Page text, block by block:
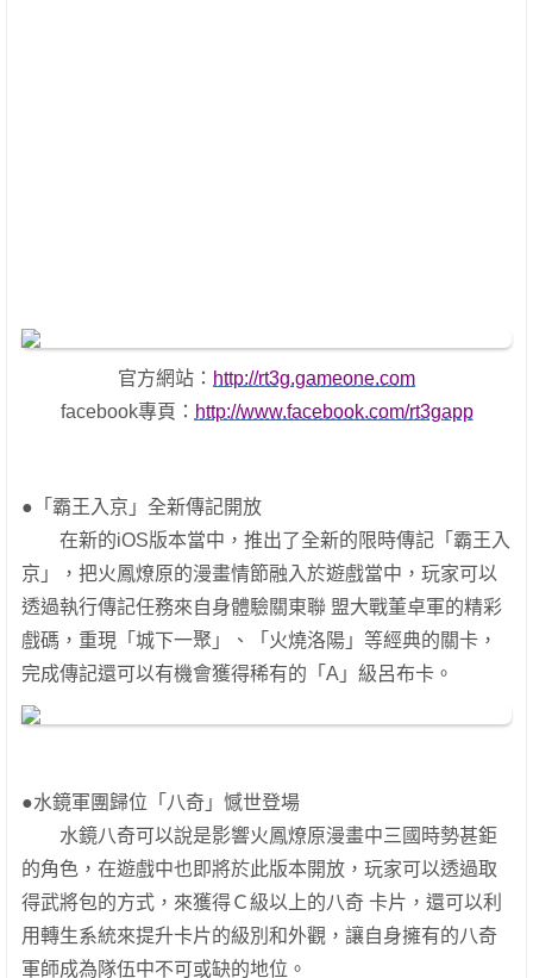
官方網站： http://rt3g.gameone.com
facebook專頁： http://www.facebook.com/rt3gapp
●「霸王入京」全新傳記開放
在新的iOS版本當中，推出了全新的限時傳記「霸王入
京」，把火鳳燎原的漫畫情節融入於遊戲當中，玩家可以
透過執行傳記任務來自身體驗關東聯 盟大戰董卓軍的精彩
戲碼，重現「城下一聚」、「火燒洛陽」等經典的關卡，
完成傳記還可以有機會獲得稀有的「A」級呂布卡。
●水鏡軍團歸位「八奇」憾世登場
水鏡八奇可以說是影響火鳳燎原漫畫中三國時勢甚鉅
的角色，在遊戲中也即將於此版本開放，玩家可以透過取
得武將包的方式，來獲得Ｃ級以上的八奇 卡片，還可以利
用轉生系統來提升卡片的級別和外觀，讓自身擁有的八奇
軍師成為隊伍中不可或缺的地位。